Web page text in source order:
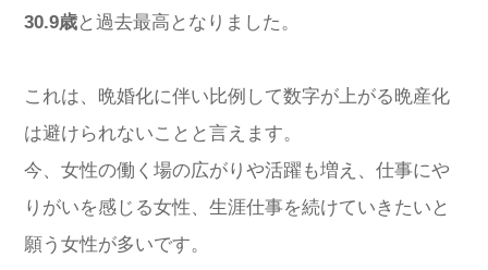
30.9歳と過去最高となりました。
これは、晩婚化に伴い比例して数字が上がる晩産化
は避けられないことと言えます。
今、女性の働く場の広がりや活躍も増え、仕事にや
りがいを感じる女性、生涯仕事を続けていきたいと
願う女性が多いです。